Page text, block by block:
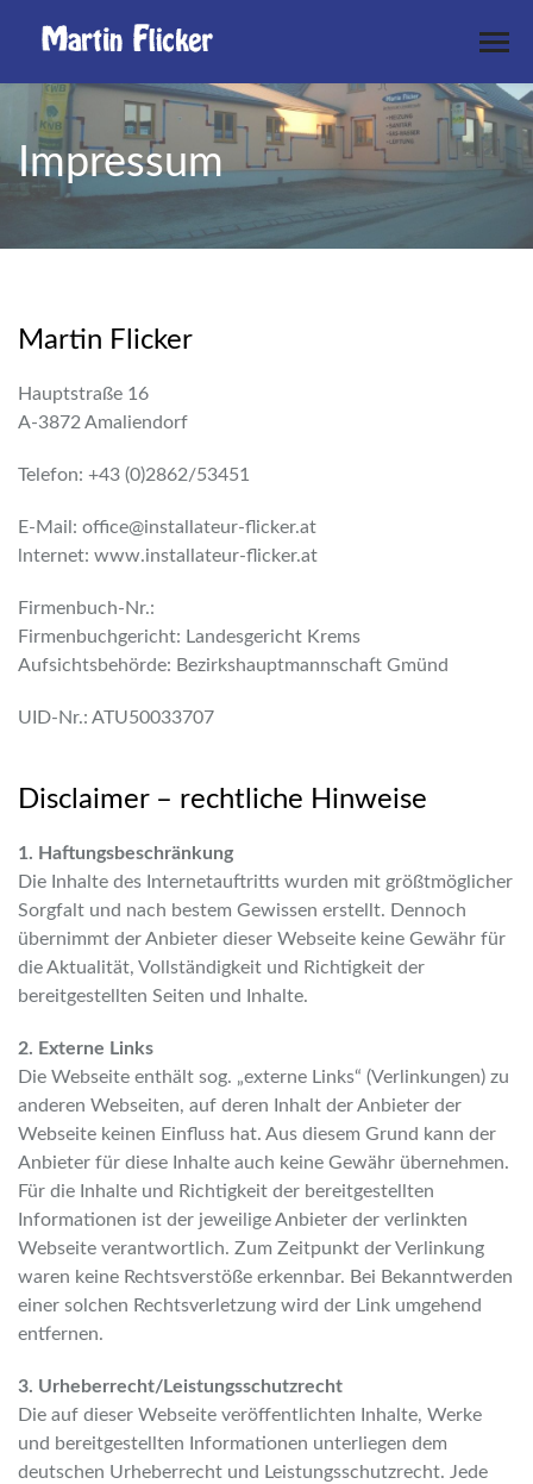
Impressum
Martin Flicker
Hauptstraße 16
A-3872 Amaliendorf
Telefon: +43 (0)2862/53451
E-Mail: office@installateur-flicker.at
lnternet: www.installateur-flicker.at
Firmenbuch-Nr.:
Firmenbuchgericht: Landesgericht Krems
Aufsichtsbehörde: Bezirkshauptmannschaft Gmünd
UID-Nr.: ATU50033707
Disclaimer – rechtliche Hinweise
1. Haftungsbeschränkung
Die Inhalte des Internetauftritts wurden mit größtmöglicher
Sorgfalt und nach bestem Gewissen erstellt. Dennoch
übernimmt der Anbieter dieser Webseite keine Gewähr für
die Aktualität, Vollständigkeit und Richtigkeit der
bereitgestellten Seiten und Inhalte.
2. Externe Links
Die Webseite enthält sog. „externe Links“ (Verlinkungen) zu
anderen Webseiten, auf deren Inhalt der Anbieter der
Webseite keinen Einfluss hat. Aus diesem Grund kann der
Anbieter für diese Inhalte auch keine Gewähr übernehmen.
Für die Inhalte und Richtigkeit der bereitgestellten
Informationen ist der jeweilige Anbieter der verlinkten
Webseite verantwortlich. Zum Zeitpunkt der Verlinkung
waren keine Rechtsverstöße erkennbar. Bei Bekanntwerden
einer solchen Rechtsverletzung wird der Link umgehend
entfernen.
3. Urheberrecht/Leistungsschutzrecht
Die auf dieser Webseite veröffentlichten Inhalte, Werke
und bereitgestellten Informationen unterliegen dem
deutschen Urheberrecht und Leistungsschutzrecht. Jede